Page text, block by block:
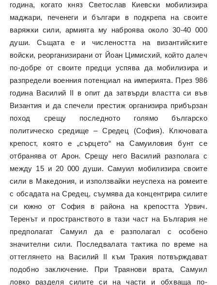
година, когато княз Светослав Киевски мобилизира
маджари, печенеги и българи в подкрепа на своите
варяжки сили, армията му наброява около 30-40 000
души. Същата е и числеността на византийските
войски, реорганизирани от Йоан Цимисхий, който далеч
по-добре от своите предци успява да мобилизира и
разпредели военния потенциал на империята. През 986
година Василий II в опит да затвърди властта си във
Византия и да спечели престиж организира прибързан
поход срещу последното голямо българско
политическо средище – Средец (София). Ключовата
крепост, която е „сърцето“ на Самуиловия бунт се
отбранява от Арон. Срещу него Василий разполага с
между 15 и 20 000 души. Самуил мобилизира своите
сили в Македония, и използвайки неуспеха на ромеите
с обсадата на Средец, съумява да концентрира силите
си южно от София в района на крепостта Урвич.
Теренът и пространството в тази част на България не
предполагат Самуил да е разполагал с особено
значителни сили. Последвалата тактика по време на
оттеглянето на Василий II към Тракия потвърждават
подобно заключение. При Траянови врата, Самуил
ловко разделя силите си на части и обхваща по-